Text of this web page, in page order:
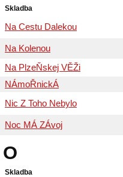
Skladba
Na Cestu Dalekou
Na Kolenou
Na PlzeŇskej VĚŽi
NÁmoŘnickÁ
Nic Z Toho Nebylo
Noc MÁ ZÁvoj
O
Skladba